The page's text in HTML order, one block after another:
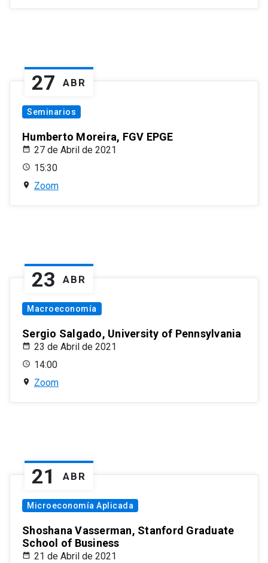
27 ABR
Seminarios
Humberto Moreira, FGV EPGE
27 de Abril de 2021
15:30
Zoom
23 ABR
Macroeconomía
Sergio Salgado, University of Pennsylvania
23 de Abril de 2021
14:00
Zoom
21 ABR
Microeconomía Aplicada
Shoshana Vasserman, Stanford Graduate
School of Business
21 de Abril de 2021